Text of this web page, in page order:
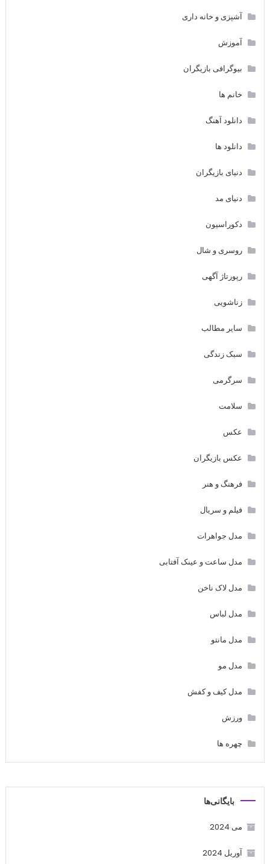
آشپزی و خانه داری
آموزش
بیوگرافی بازیگران
خانم ها
دانلود آهنگ
دانلود ها
دنیای بازیگران
دنیای مد
دکوراسیون
روسری و شال
رپورتاژ آگهی
زناشویی
سایر مطالب
سبک زندگی
سرگرمی
سلامت
عکس
عکس بازیگران
فرهنگ و هنر
فیلم و سریال
مدل جواهرات
مدل ساعت و عینک آفتابی
مدل لاک ناخن
مدل لباس
مدل مانتو
مدل مو
مدل کیف و کفش
ورزش
چهره ها
بایگانی‌ها
می 2024
آوریل 2024